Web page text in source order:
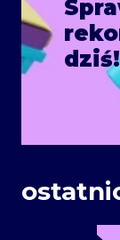
dziś!